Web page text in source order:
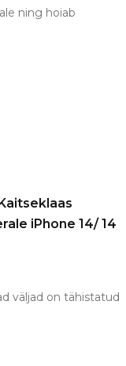
ning hoiab
iPhone 14/ 14
väljad on tähistatud